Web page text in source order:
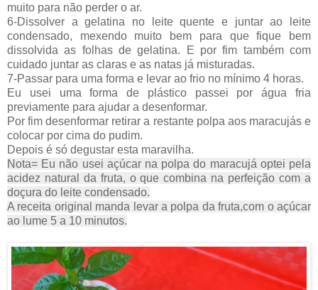
muito para não perder o ar.
6-Dissolver a gelatina no leite quente e juntar ao leite
condensado, mexendo muito bem para que fique bem
dissolvida as folhas de gelatina. E por fim também com
cuidado juntar as claras e as natas já misturadas.
7-Passar para uma forma e levar ao frio no mínimo 4 horas.
Eu usei uma forma de plástico passei por água fria
previamente para ajudar a desenformar.
Por fim desenformar retirar a restante polpa aos maracujás e
colocar por cima do pudim.
Depois é só degustar esta maravilha.
Nota= Eu não usei açúcar na polpa do maracujá optei pela
acidez natural da fruta, o que combina na perfeição com a
doçura do leite condensado.
A receita original manda levar a polpa da fruta,com o açúcar
ao lume 5 a 10 minutos.